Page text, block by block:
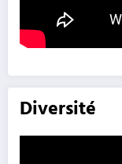
Diversité